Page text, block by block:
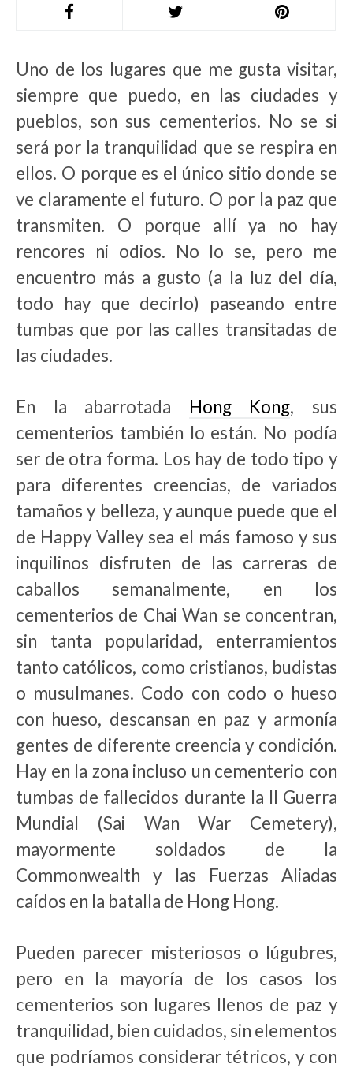
Uno de los lugares que me gusta visitar,
siempre que puedo, en las ciudades y
pueblos, son sus cementerios. No se si
será por la tranquilidad que se respira en
ellos. O porque es el único sitio donde se
ve claramente el futuro. O por la paz que
transmiten. O porque allí ya no hay
rencores ni odios. No lo se, pero me
encuentro más a gusto (a la luz del día,
todo hay que decirlo) paseando entre
tumbas que por las calles transitadas de
las ciudades.
En la abarrotada Hong Kong, sus
cementerios también lo están. No podía
ser de otra forma. Los hay de todo tipo y
para diferentes creencias, de variados
tamaños y belleza, y aunque puede que el
de Happy Valley sea el más famoso y sus
inquilinos disfruten de las carreras de
caballos semanalmente, en los
cementerios de Chai Wan se concentran,
sin tanta popularidad, enterramientos
tanto católicos, como cristianos, budistas
o musulmanes. Codo con codo o hueso
con hueso, descansan en paz y armonía
gentes de diferente creencia y condición.
Hay en la zona incluso un cementerio con
tumbas de fallecidos durante la II Guerra
Mundial (Sai Wan War Cemetery),
mayormente soldados de la
Commonwealth y las Fuerzas Aliadas
caídos en la batalla de Hong Hong.
Pueden parecer misteriosos o lúgubres,
pero en la mayoría de los casos los
cementerios son lugares llenos de paz y
tranquilidad, bien cuidados, sin elementos
que podríamos considerar tétricos, y con